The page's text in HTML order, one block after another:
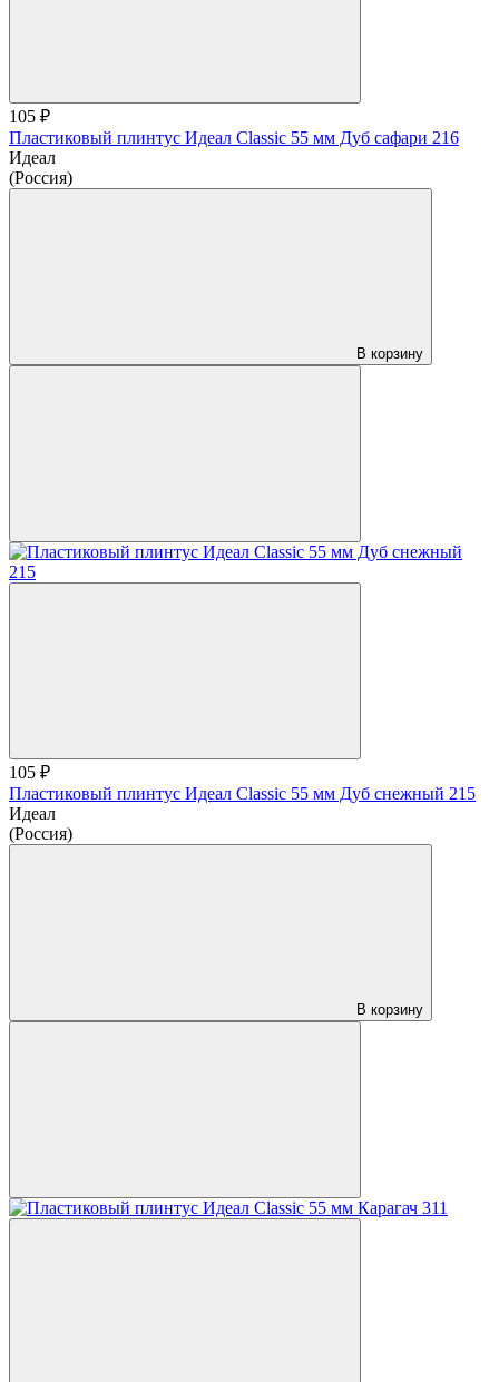
105 ₽
Пластиковый плинтус Идеал Classic 55 мм Дуб сафари 216
Идеал
(Россия)
В корзину
105 ₽
Пластиковый плинтус Идеал Classic 55 мм Дуб снежный 215
Идеал
(Россия)
В корзину